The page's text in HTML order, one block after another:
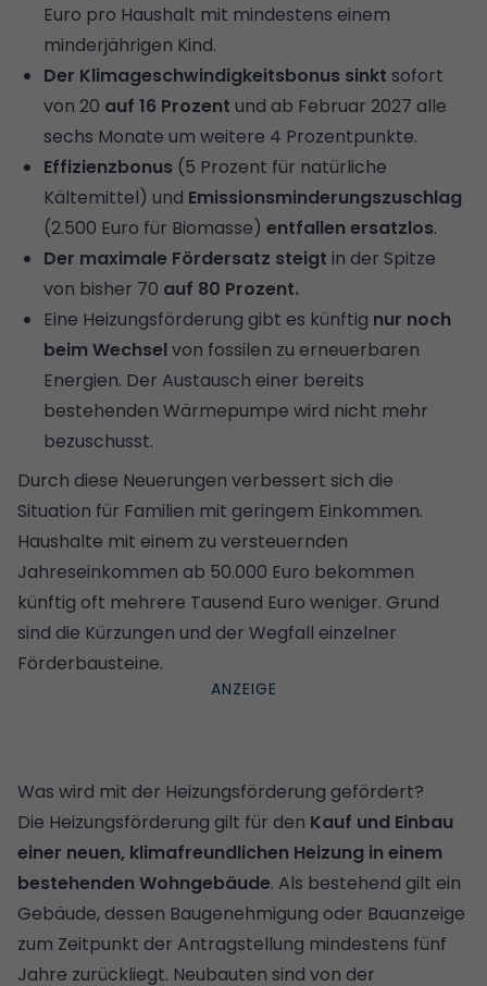
Euro pro Haushalt mit mindestens einem
minderjährigen Kind.
Der Klimageschwindigkeitsbonus sinkt sofort
von 20 auf 16 Prozent und ab Februar 2027 alle
sechs Monate um weitere 4 Prozentpunkte.
Effizienzbonus (5 Prozent für natürliche
Kältemittel) und Emissionsminderungszuschlag
(2.500 Euro für Biomasse) entfallen ersatzlos.
Der maximale Fördersatz steigt in der Spitze
von bisher 70 auf 80 Prozent.
Eine Heizungsförderung gibt es künftig nur noch
beim Wechsel von fossilen zu erneuerbaren
Energien. Der Austausch einer bereits
bestehenden Wärmepumpe wird nicht mehr
bezuschusst.
Durch diese Neuerungen verbessert sich die
Situation für Familien mit geringem Einkommen.
Haushalte mit einem zu versteuernden
Jahreseinkommen ab 50.000 Euro bekommen
künftig oft mehrere Tausend Euro weniger. Grund
sind die Kürzungen und der Wegfall einzelner
Förderbausteine.
Was wird mit der Heizungsförderung gefördert?
Die Heizungsförderung gilt für den Kauf und Einbau
einer neuen, klimafreundlichen Heizung in einem
bestehenden Wohngebäude. Als bestehend gilt ein
Gebäude, dessen Baugenehmigung oder Bauanzeige
zum Zeitpunkt der Antragstellung mindestens fünf
Jahre zurückliegt. Neubauten sind von der